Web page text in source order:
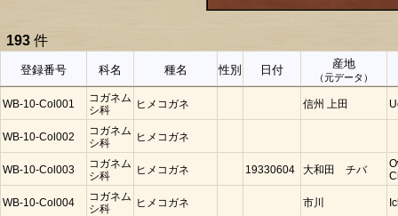
193 件
登録番号 科名 種名 性別 日付 産地
（元データ）
WB-10-Col001
コガネム
シ科
ヒメコガネ 信州 上田
WB-10-Col002
コガネム
シ科
ヒメコガネ
WB-10-Col003
コガネム
シ科
ヒメコガネ 19330604 大和田 チバ
WB-10-Col004
コガネム
シ科
ヒメコガネ 市川